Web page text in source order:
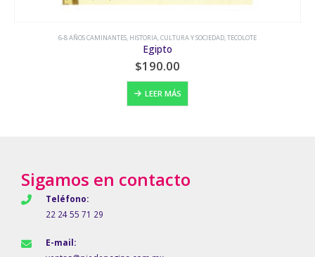
6-8 AÑOS CAMINANTES,JUEGOS Y ACTIVIDADES,NATURALEZA
Guijarros y piedras
Sigamos en contacto
Teléfono:
22 24 55 71 29
E-mail: